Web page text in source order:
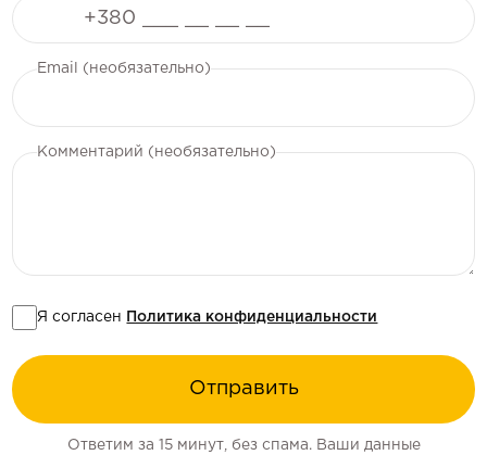
Email (необязательно)
Комментарий (необязательно)
Я согласен Политика конфиденциальности
Отправить
Ответим за 15 минут, без спама. Ваши данные